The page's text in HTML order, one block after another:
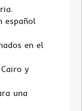
español
en el
y
una